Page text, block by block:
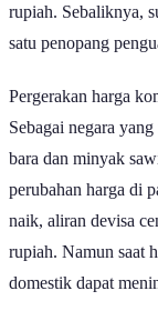
rupiah. Sebaliknya,
satu penopang
Pergerakan harga
Sebagai negara
bara dan minyak
perubahan harga di
naik, aliran devisa
rupiah. Namun saat
domestik dapat